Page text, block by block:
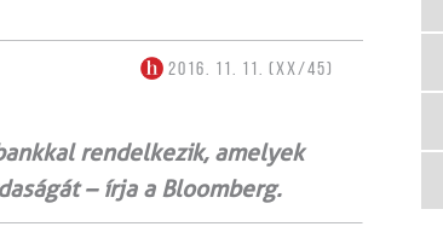
2016. 11. 11. (XX/45)
rendelkezik, amelyek
– írja a Bloomberg.